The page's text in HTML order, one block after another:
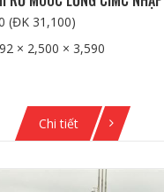
(ĐK 31,100)
× 2,500 × 3,590
Chi tiết